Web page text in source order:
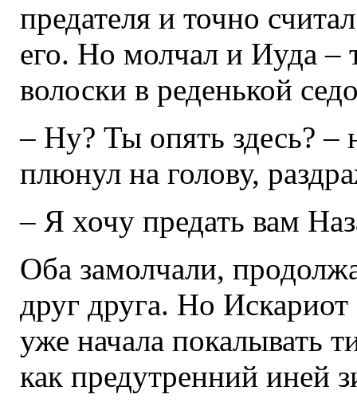
предателя и точно
его. Но молчал и Иуда –
волоски в реденькой
– Ну? Ты опять здесь? –
плюнул на голову,
– Я хочу предать вам
Оба замолчали,
друг друга. Но
уже начала покалывать
как предутренний иней